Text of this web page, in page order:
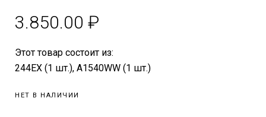
3.850.00 ₽
Этот товар состоит из:
244EX (1 шт.), A1540WW (1 шт.)
НЕТ В НАЛИЧИИ